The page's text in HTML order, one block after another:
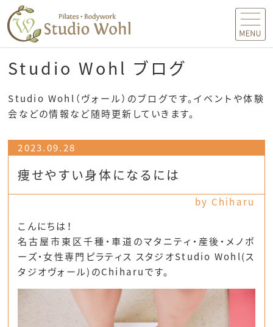
MENU
Studio Wohl ブログ
Studio Wohl（ヴォール）のブログです。イベントや体験
会などの情報など随時更新していきます。
2023.09.28
痩せやすい身体になるには
by Chiharu
こんにちは！
名古屋市東区千種・車道のマタニティ・産後・メノポ
ーズ・女性専門ピラティス スタジオStudio Wohl(ス
タジオヴォール)のChiharuです。